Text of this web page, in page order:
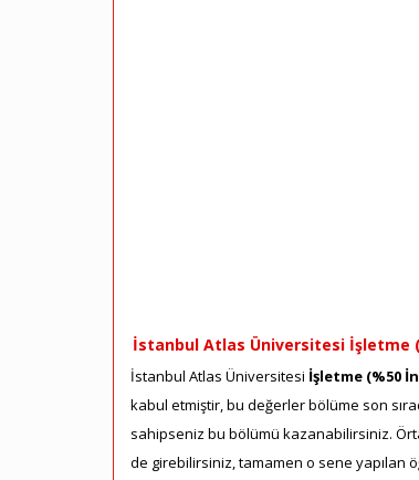
İstanbul Atlas Üniversitesi İşletme
İstanbul Atlas Üniversitesi İşletme (%50
kabul etmiştir, bu değerler bölüme son
sahipseniz bu bölümü kazanabilirsiniz.
de girebilirsiniz, tamamen o sene yapılan